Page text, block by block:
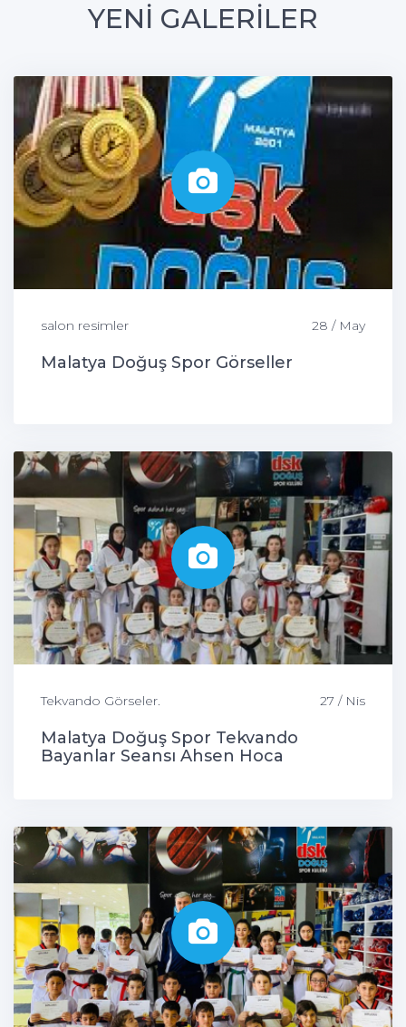
YENİ GALERİLER
salon resimler 28 / May
Malatya Doğuş Spor Görseller
Tekvando Görseler. 27 / Nis
Malatya Doğuş Spor Tekvando
Bayanlar Seansı Ahsen Hoca